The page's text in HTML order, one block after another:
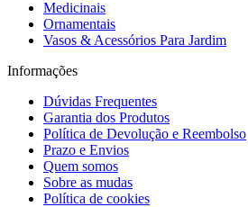
Medicinais
Ornamentais
Vasos & Acessórios Para Jardim
Informações
Dúvidas Frequentes
Garantia dos Produtos
Política de Devolução e Reembolso
Prazo e Envios
Quem somos
Sobre as mudas
Política de cookies